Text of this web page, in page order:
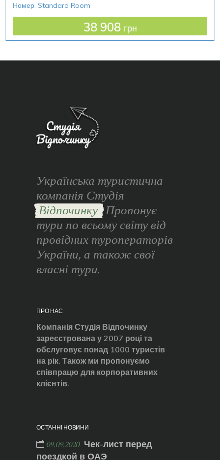
Номер: Standard Room
38 908 грн
Українська туристична
компанія Студія
Відпочинку Пропонує
тури по всьому світу від
провідних туроператорів
України, а також свої
власні тури.
ПРО НАС
Компанія Студія Відпочинку
зареєстрована у 2007 році та
обслуговує понад 1000 туристів
на рік. Також ми пропонуємо
співпрацю для корпоративних
клієнтів.
ОСТАННІ НОВИНИ
09.09.2020 Чек-лист перед
поездкой в ОАЭ